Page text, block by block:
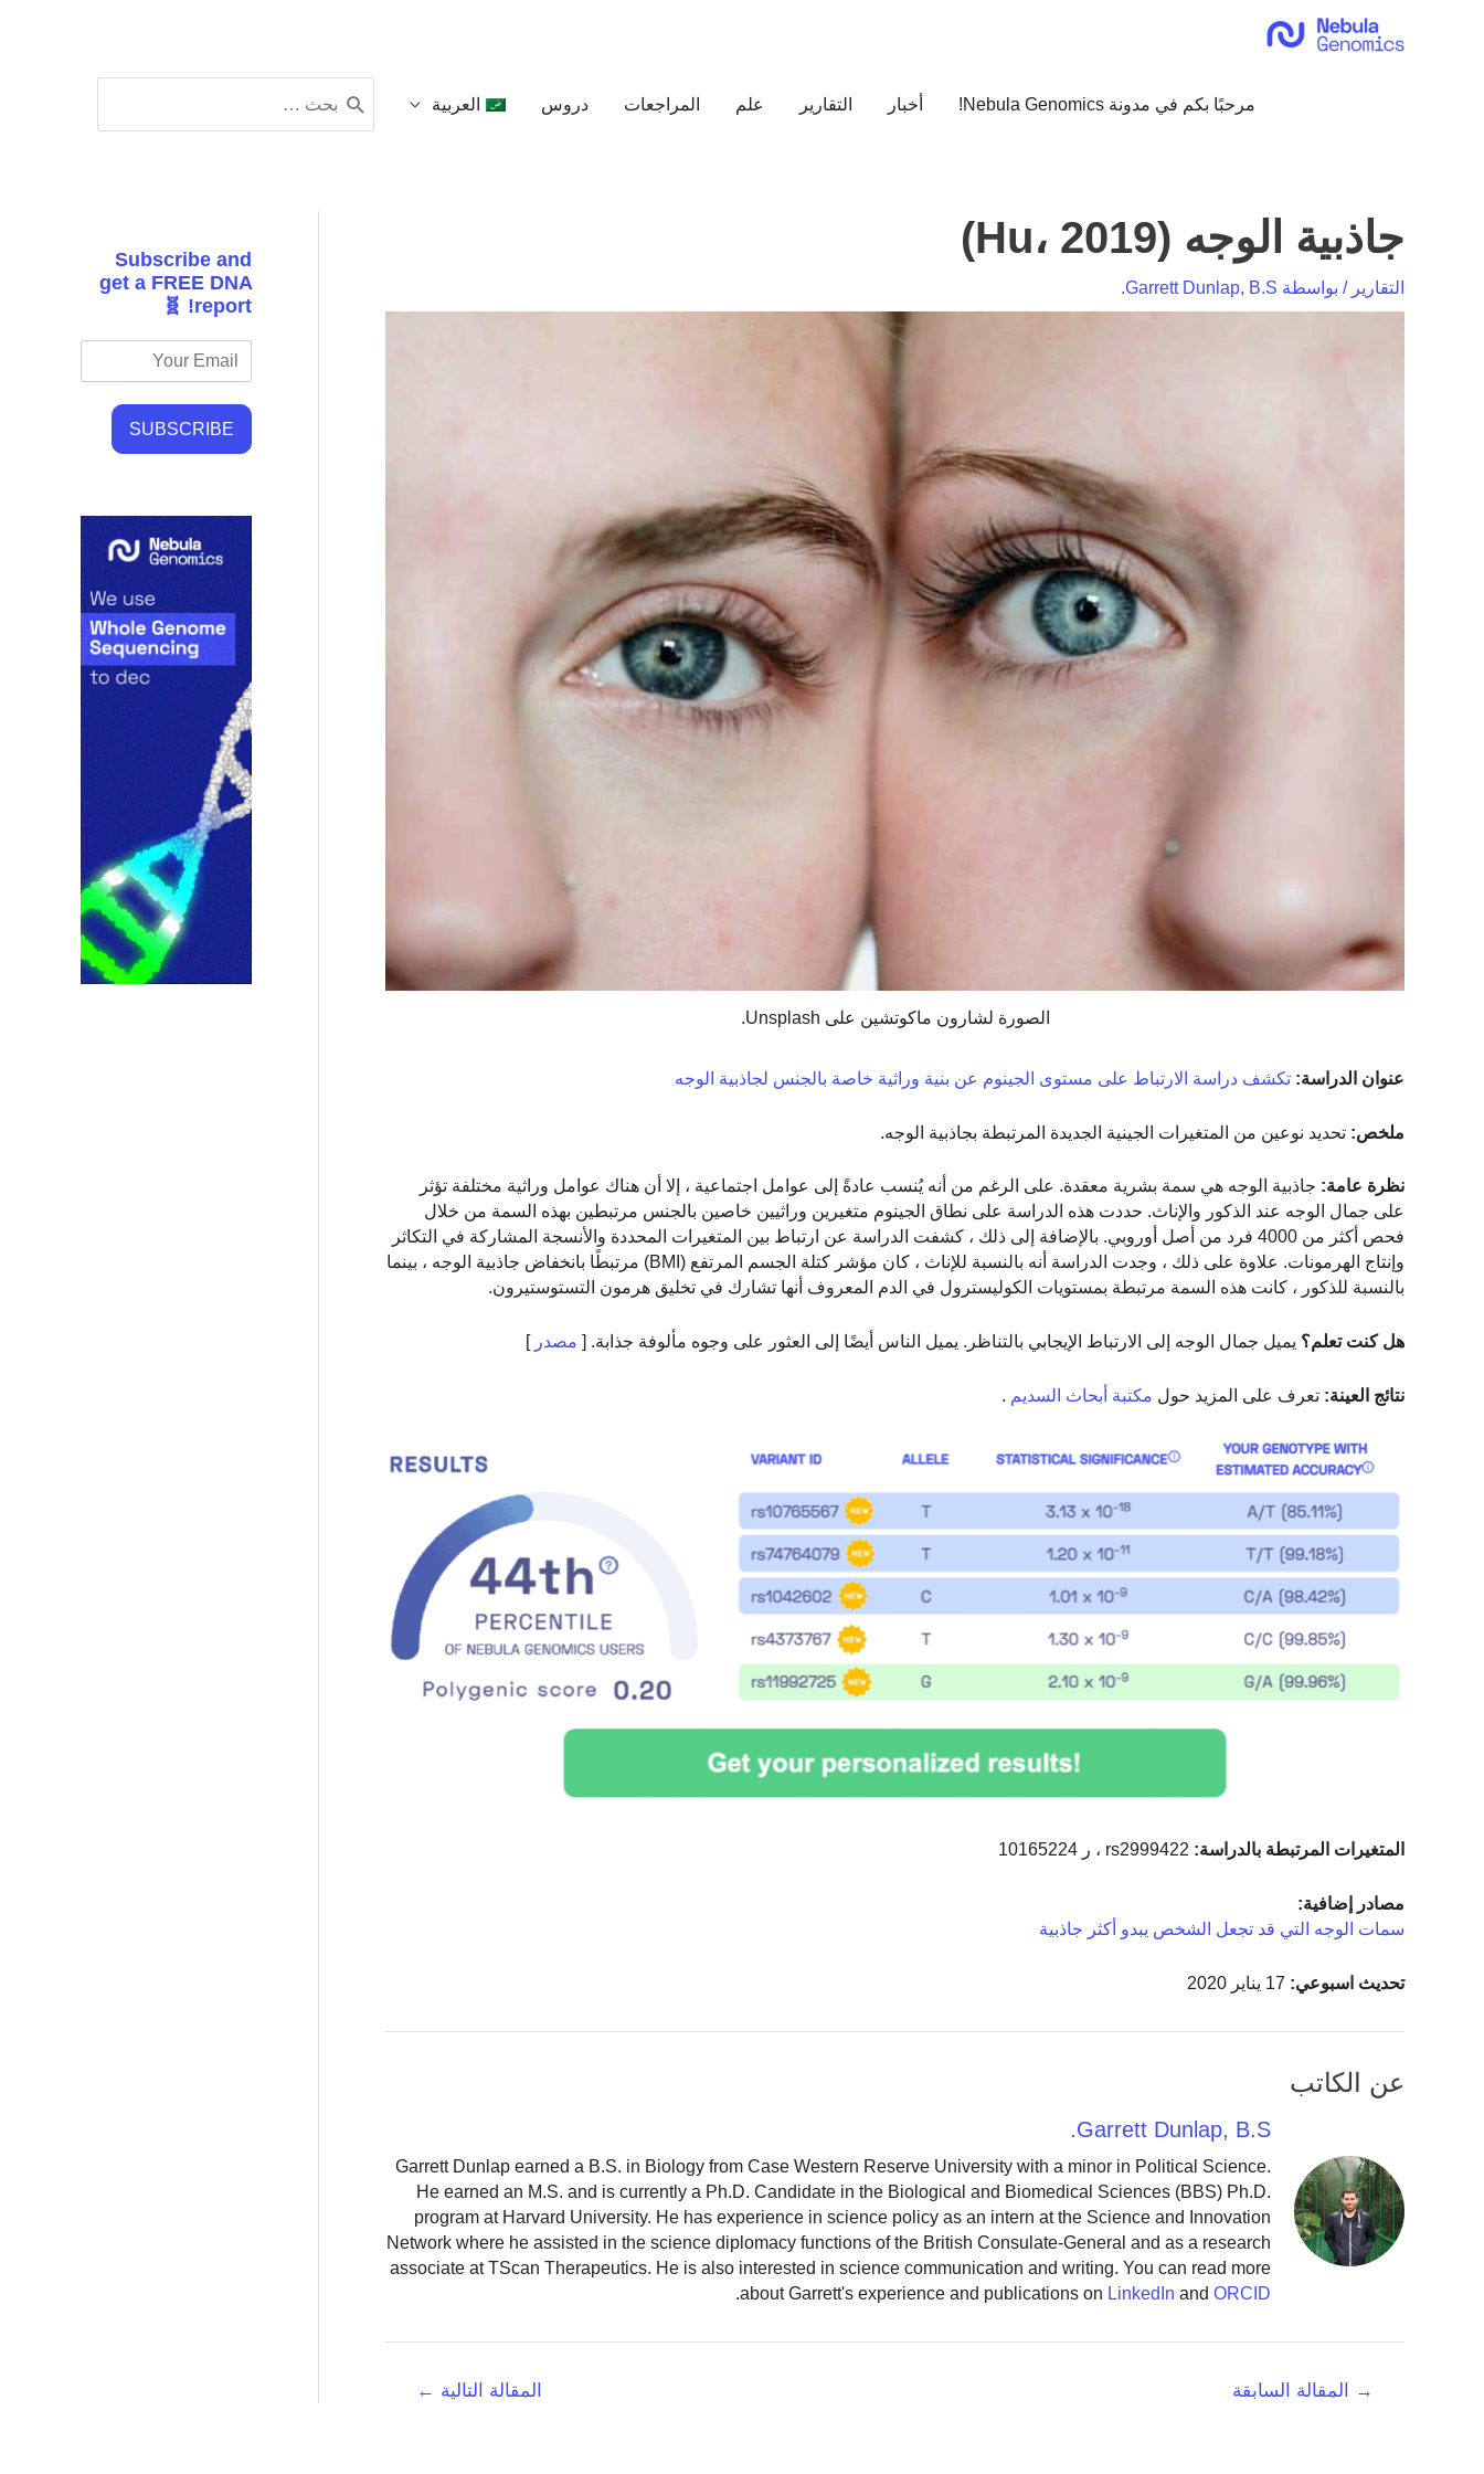
مرحبًا بكم في مدونة Nebula Genomics! أخبار التقارير علم المراجعات دروس العربية
عن:
جاذبية الوجه (Hu، 2019)
التقارير / بواسطة Garrett Dunlap, B.S.
الصورة لشارون ماكوتشين على Unsplash.
عنوان الدراسة: تكشف دراسة الارتباط على مستوى الجينوم عن بنية وراثية خاصة بالجنس لجاذبية الوجه
ملخص: تحديد نوعين من المتغيرات الجينية الجديدة المرتبطة بجاذبية الوجه.
نظرة عامة: جاذبية الوجه هي سمة بشرية معقدة. على الرغم من أنه يُنسب عادةً إلى عوامل اجتماعية ، إلا أن هناك عوامل وراثية مختلفة تؤثر
على جمال الوجه عند الذكور والإناث. حددت هذه الدراسة على نطاق الجينوم متغيرين وراثيين خاصين بالجنس مرتبطين بهذه السمة من خلال
فحص أكثر من 4000 فرد من أصل أوروبي. بالإضافة إلى ذلك ، كشفت الدراسة عن ارتباط بين المتغيرات المحددة والأنسجة المشاركة في التكاثر
وإنتاج الهرمونات. علاوة على ذلك ، وجدت الدراسة أنه بالنسبة للإناث ، كان مؤشر كتلة الجسم المرتفع (BMI) مرتبطًا بانخفاض جاذبية الوجه ، بينما
بالنسبة للذكور ، كانت هذه السمة مرتبطة بمستويات الكوليسترول في الدم المعروف أنها تشارك في تخليق هرمون التستوستيرون.
هل كنت تعلم؟ يميل جمال الوجه إلى الارتباط الإيجابي بالتناظر. يميل الناس أيضًا إلى العثور على وجوه مألوفة جذابة. [ مصدر ]
نتائج العينة: تعرف على المزيد حول مكتبة أبحاث السديم .
المتغيرات المرتبطة بالدراسة:
مصادر إضافية:
سمات الوجه التي قد تجعل الشخص يبدو أكثر جاذبية
تحديث اسبوعي:
عن الكاتب
Garrett Dunlap, B.S.
Garrett Dunlap earned a B.S. in Biology from Case Western Reserve University with a minor in Political Science.
He earned an M.S. and is currently a Ph.D. Candidate in the Biological and Biomedical Sciences (BBS) Ph.D.
program at Harvard University. He has experience in science policy as an intern at the Science and Innovation
Network where he assisted in the science diplomacy functions of the British Consulate-General and as a research
associate at TScan Therapeutics. He is also interested in science communication and writing. You can read more
about Garrett's experience and publications on LinkedIn and ORCID
.
تصفّح→ المقالة السابقة المقالة التالية ←
Subscribe and
get a FREE DNA
report! 🧬
SUBSCRIBE